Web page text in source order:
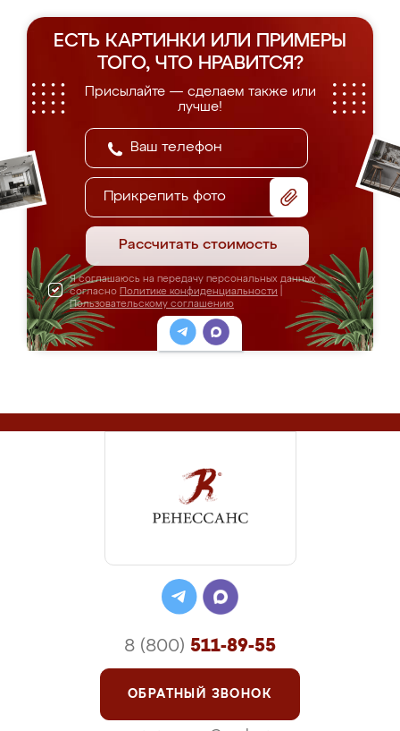
ЕСТЬ КАРТИНКИ ИЛИ ПРИМЕРЫ
ТОГО, ЧТО НРАВИТСЯ?
Присылайте — сделаем также или
лучше!
Прикрепить фото
Рассчитать стоимость
Я соглашаюсь на передачу персональных данных
согласно Политике конфиденциальности
Пользовательскому соглашению
8 (800) 511-89-55
ОБРАТНЫЙ ЗВОНОК